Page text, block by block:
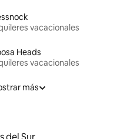
vacacionales
Heads
vacacionales
más